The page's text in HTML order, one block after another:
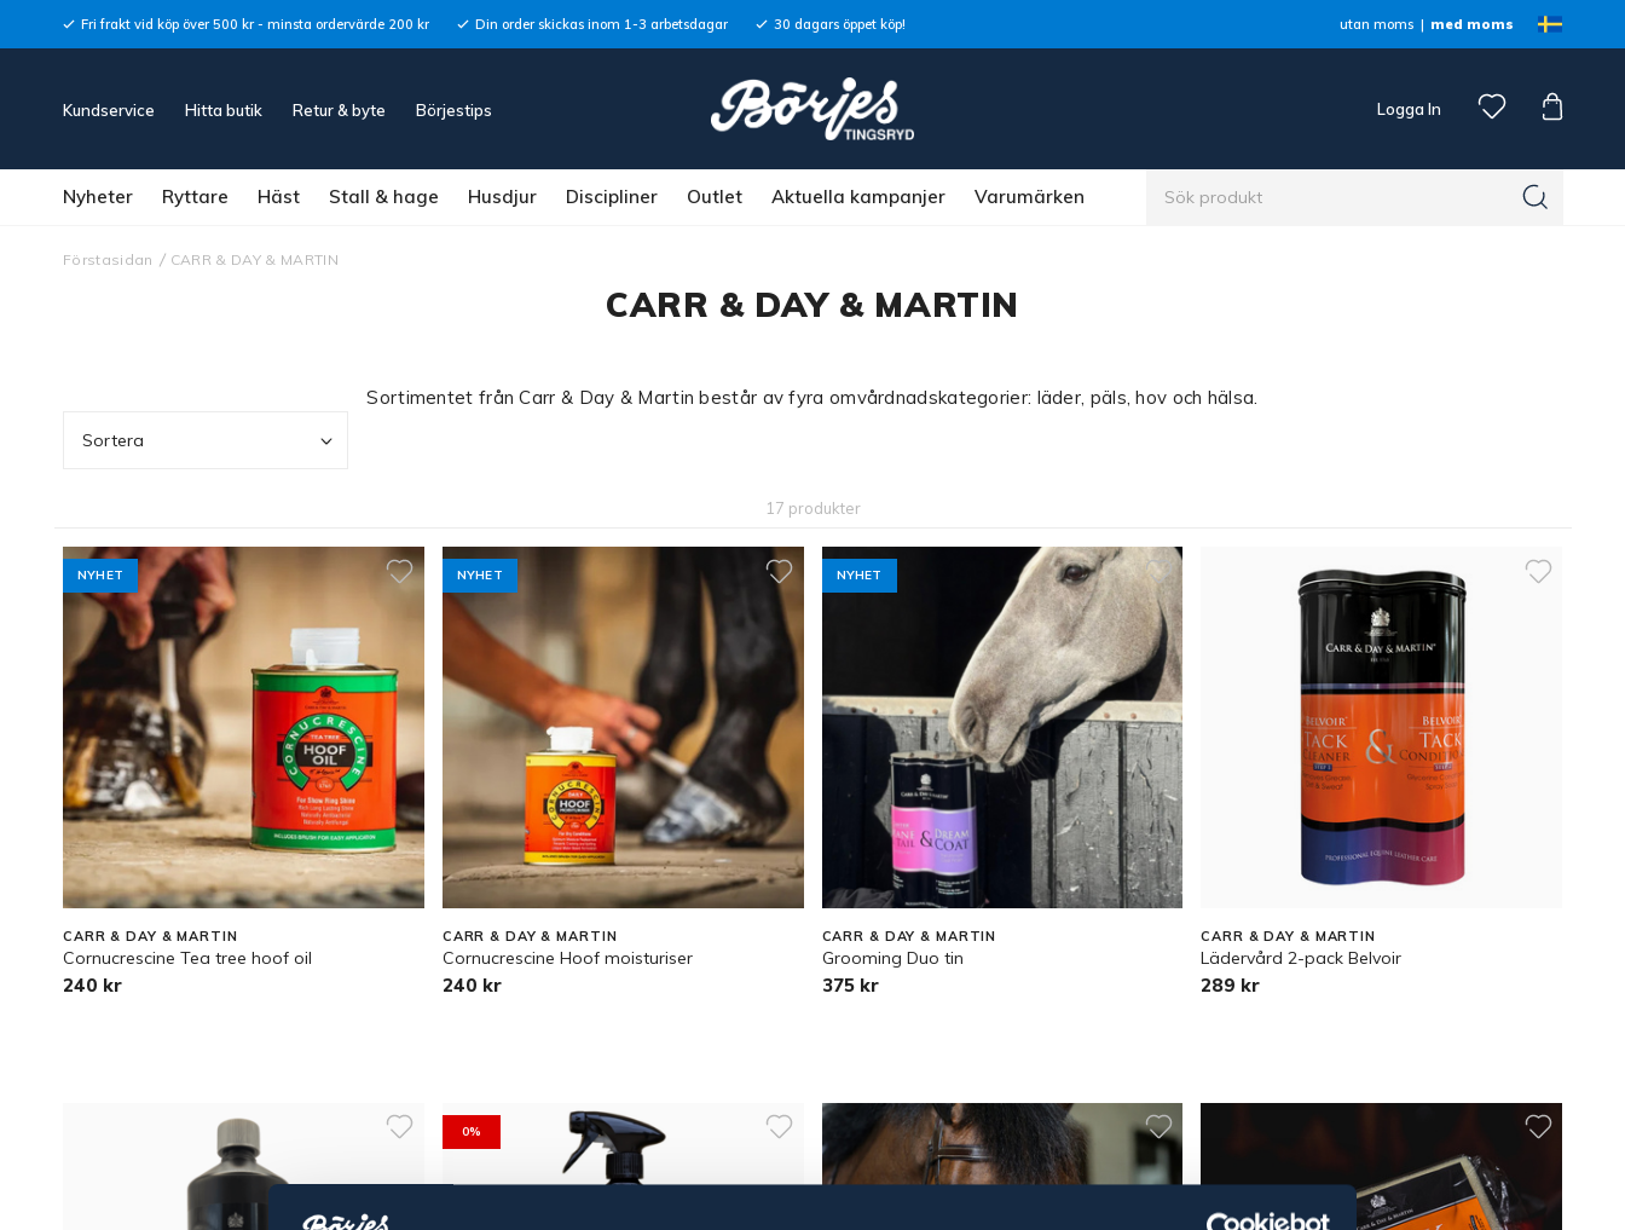
Fri frakt vid köp över 500 kr - minsta ordervärde 200 kr Din order skickas inom 1-3 arbetsdagar 30 dagars öppet köp! utan moms med moms
Kundservice Hitta butik Retur & byte Börjestips Logga In
Nyheter Ryttare Häst Stall & hage Husdjur Discipliner Outlet Aktuella kampanjer Varumärken
Förstasidan CARR & DAY & MARTIN
CARR & DAY & MARTIN
Sortimentet från Carr & Day & Martin består av fyra omvårdnadskategorier: läder, päls, hov och hälsa.
Sortera
17 produkter
NYHET
CARR & DAY & MARTIN
Cornucrescine Tea tree hoof oil
240 kr
NYHET
CARR & DAY & MARTIN
Cornucrescine Hoof moisturiser
240 kr
NYHET
CARR & DAY & MARTIN
Grooming Duo tin
375 kr
CARR & DAY & MARTIN
Lädervård 2-pack Belvoir
289 kr
0%